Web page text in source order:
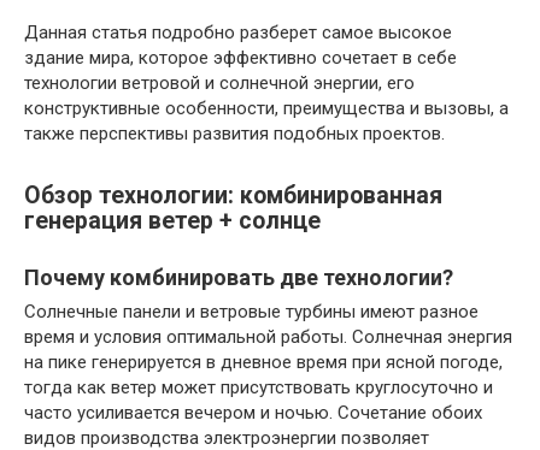
Данная статья подробно разберет самое высокое
здание мира, которое эффективно сочетает в себе
технологии ветровой и солнечной энергии, его
конструктивные особенности, преимущества и вызовы, а
также перспективы развития подобных проектов.
Обзор технологии: комбинированная
генерация ветер + солнце
Почему комбинировать две технологии?
Солнечные панели и ветровые турбины имеют разное
время и условия оптимальной работы. Солнечная энергия
на пике генерируется в дневное время при ясной погоде,
тогда как ветер может присутствовать круглосуточно и
часто усиливается вечером и ночью. Сочетание обоих
видов производства электроэнергии позволяет